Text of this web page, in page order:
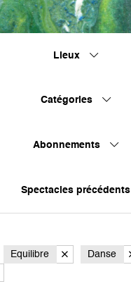
Lieux
Catégories
Abonnements
Spectacles précédents
Equilibre
Danse